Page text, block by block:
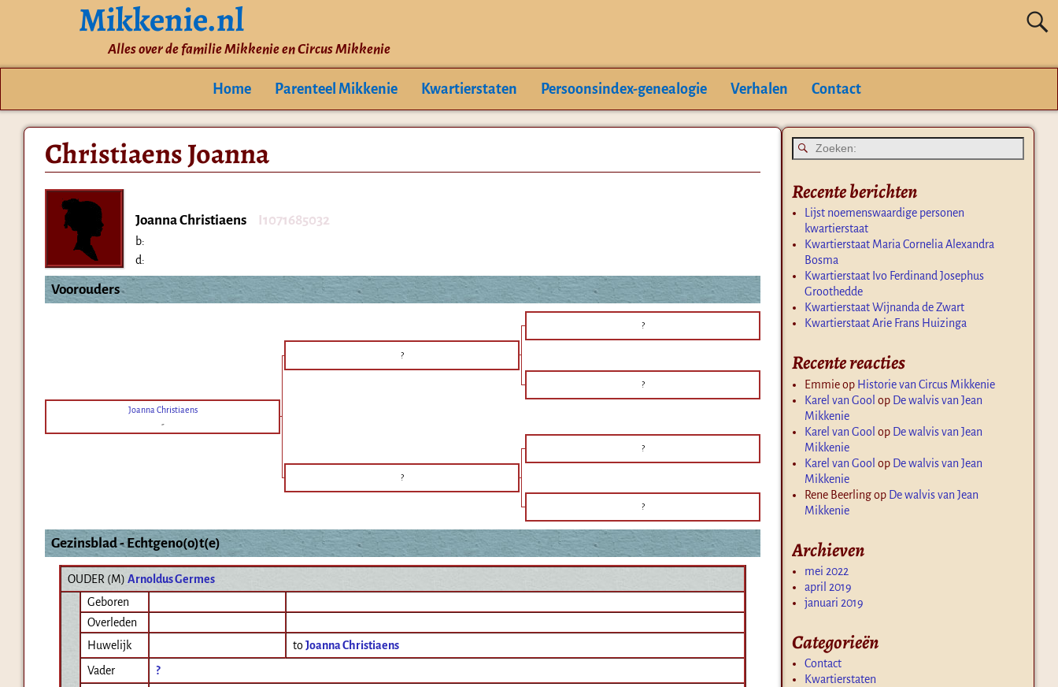
Mikkenie.nl
Alles over de familie Mikkenie en Circus Mikkenie
Home Parenteel Mikkenie Kwartierstaten Persoonsindex-genealogie Verhalen Contact
Christiaens Joanna
Joanna Christiaens I1071685032
b:
d:
Voorouders
?
?
?
Joanna Christiaens
-
?
?
?
Gezinsblad - Echtgeno(o)t(e)
OUDER (M) Arnoldus Germes
Geboren
Overleden
Huwelijk
toJoanna Christiaens
Vader
?
Recente berichten
Lijst noemenswaardige personen
kwartierstaat
Kwartierstaat Maria Cornelia Alexandra
Bosma
Kwartierstaat Ivo Ferdinand Josephus
Groothedde
Kwartierstaat Wijnanda de Zwart
Kwartierstaat Arie Frans Huizinga
Recente reacties
Emmieop Historie van Circus Mikkenie
Karel van Gool op De walvis van Jean
Mikkenie
Karel van Gool op De walvis van Jean
Mikkenie
Karel van Gool op De walvis van Jean
Mikkenie
Rene Beerlingop De walvis van Jean
Mikkenie
Archieven
mei 2022
april 2019
januari 2019
Categorieën
Contact
Kwartierstaten